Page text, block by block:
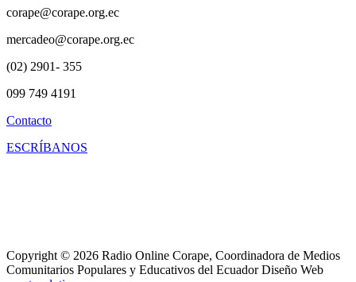
corape@corape.org.ec
mercadeo@corape.org.ec
(02) 2901- 355
099 749 4191
Contacto
ESCRÍBANOS
Copyright © 2026 Radio Online Corape, Coordinadora de Medios
Comunitarios Populares y Educativos del Ecuador Diseño Web